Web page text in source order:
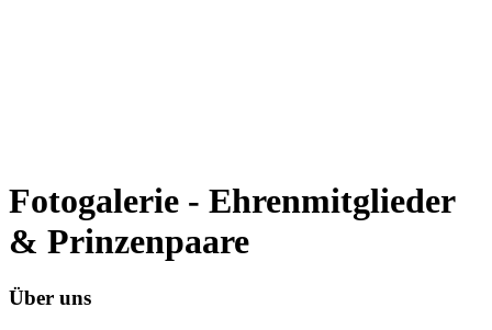
Fotogalerie - Ehrenmitglieder
& Prinzenpaare
Über uns